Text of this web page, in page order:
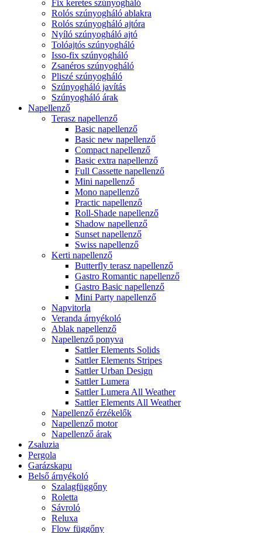
Fix keretes szúnyogháló
Rolós szúnyogháló ablakra
Rolós szúnyogháló ajtóra
Nyíló szúnyogháló ajtó
Tolóajtós szúnyogháló
Isso-fix szúnyogháló
Zsanéros szúnyogháló
Pliszé szúnyogháló
Szúnyogháló javítás
Szúnyogháló árak
Napellenző
Terasz napellenző
Basic napellenző
Basic new napellenző
Compact napellenző
Basic extra napellenző
Full Cassette napellenző
Mini napellenző
Mono napellenző
Practic napellenző
Roll-Shade napellenző
Shadow napellenző
Sunset napellenző
Swiss napellenző
Kerti napellenző
Butterfly terasz napellenző
Gastro Romantic napellenző
Gastro Basic napellenző
Mini Party napellenző
Napvitorla
Veranda árnyékoló
Ablak napellenző
Napellenző ponyva
Sattler Elements Solids
Sattler Elements Stripes
Sattler Urban Design
Sattler Lumera
Sattler Lumera All Weather
Sattler Elements All Weather
Napellenző érzékelők
Napellenző motor
Napellenző árak
Zsaluzia
Pergola
Garázskapu
Belső árnyékoló
Szalagfüggőny
Roletta
Sávroló
Reluxa
Flow függőny